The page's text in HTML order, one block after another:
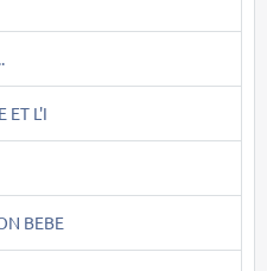
ET L'I
BEBE